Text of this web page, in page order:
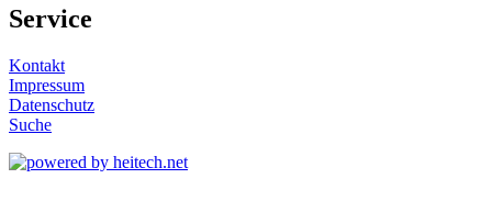
Service
Kontakt
Impressum
Datenschutz
Suche